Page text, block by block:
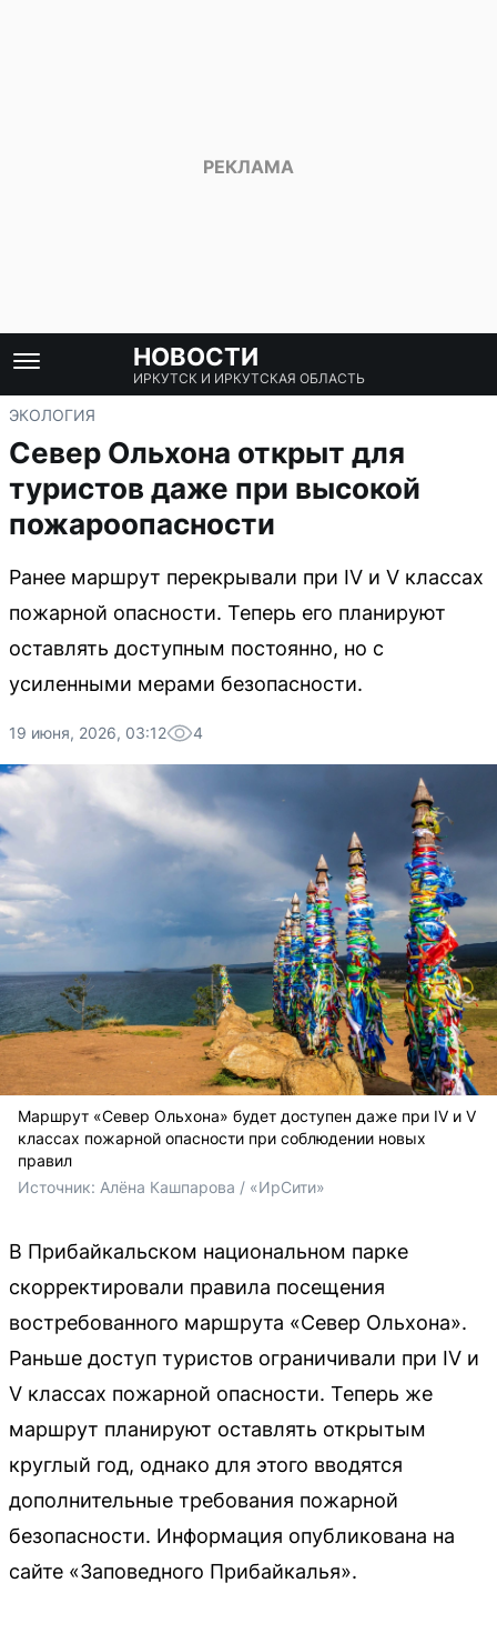
НОВОСТИ
ИРКУТСК И ИРКУТСКАЯ ОБЛАСТЬ
ЭКОЛОГИЯ
Север Ольхона открыт для
туристов даже при высокой
пожароопасности
Ранее маршрут перекрывали при IV и V классах
пожарной опасности. Теперь его планируют
оставлять доступным постоянно, но с
усиленными мерами безопасности.
19 июня, 2026, 03:12 4
Маршрут «Север Ольхона» будет доступен даже при IV и V
классах пожарной опасности при соблюдении новых
правил
Источник: Алёна Кашпарова / «ИрСити»
В Прибайкальском национальном парке
скорректировали правила посещения
востребованного маршрута «Север Ольхона».
Раньше доступ туристов ограничивали при IV и
V классах пожарной опасности. Теперь же
маршрут планируют оставлять открытым
круглый год, однако для этого вводятся
дополнительные требования пожарной
безопасности. Информация опубликована на
сайте «Заповедного Прибайкалья».